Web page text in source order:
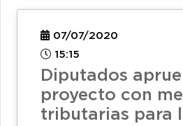
07/07/2020
15:15
Diputados
proyecto con
tributarias para